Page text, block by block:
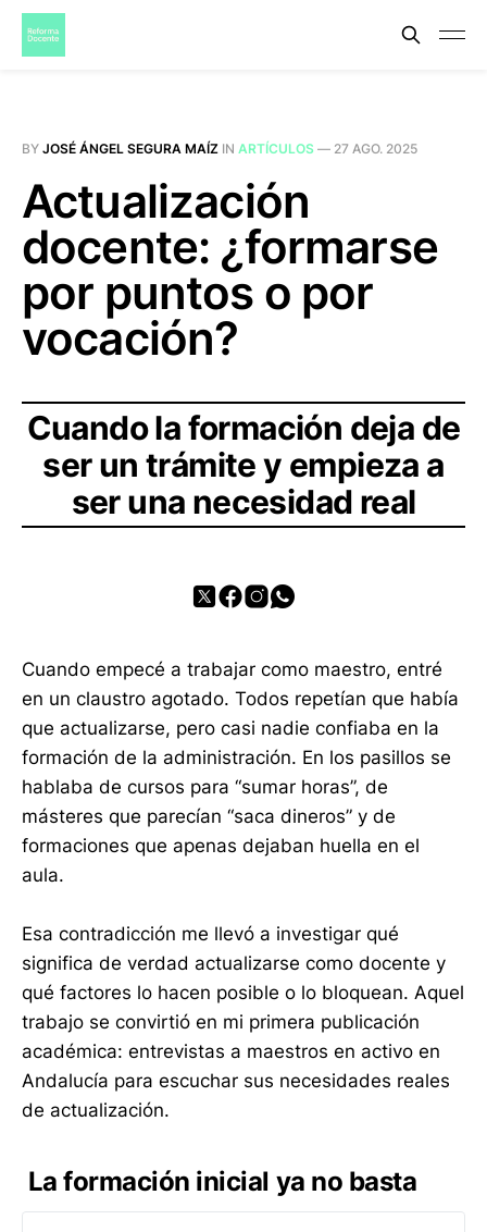
BY JOSÉ ÁNGEL SEGURA MAÍZ IN ARTÍCULOS — 27 AGO. 2025
Actualización
docente: ¿formarse
por puntos o por
vocación?
Cuando la formación deja de
ser un trámite y empieza a
ser una necesidad real
Cuando empecé a trabajar como maestro, entré
en un claustro agotado. Todos repetían que había
que actualizarse, pero casi nadie confiaba en la
formación de la administración. En los pasillos se
hablaba de cursos para “sumar horas”, de
másteres que parecían “saca dineros” y de
formaciones que apenas dejaban huella en el
aula.
Esa contradicción me llevó a investigar qué
significa de verdad actualizarse como docente y
qué factores lo hacen posible o lo bloquean. Aquel
trabajo se convirtió en mi primera publicación
académica: entrevistas a maestros en activo en
Andalucía para escuchar sus necesidades reales
de actualización.
La formación inicial ya no basta